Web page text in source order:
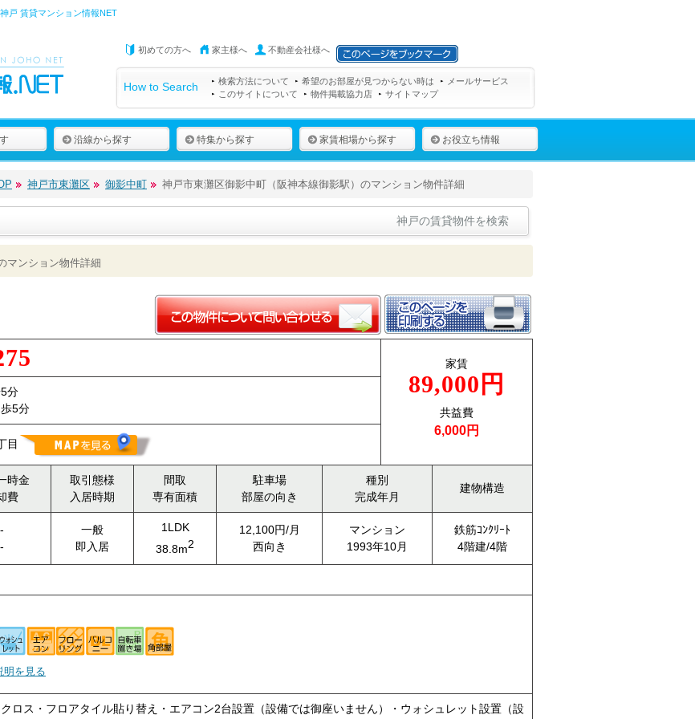
戸 賃貸マンション情報NET
初めての方へ 家主様へ 不動産会社様へ
How to Search 検索方法について 希望のお部屋が見つからない時は
メールサービス
このサイトについて
物件掲載協力店 サイトマップ
沿線から探す 特集から探す 家賃相場から探す お役立ち情報
神戸市東灘区 御影中町 神戸市東灘区御影中町（阪神本線御影駅）のマンション物件詳細
神戸の賃貸物件を検索
マンション物件詳細
家賃
89,000円
共益費
6,000円
分
5分
目
時金
費
取引態様
入居時期
間取
専有面積
駐車場
部屋の向き
種別
完成年月
建物構造
-
-
一般
即入居
1LDK
38.8m2
12,100円/月
西向き
マンション
1993年10月
鉄筋ｺﾝｸﾘｰﾄ
4階建/4階
明を見る
ロス・フロアタイル貼り替え・エアコン2台設置（設備では御座いません）・ウォシュレット設置（設